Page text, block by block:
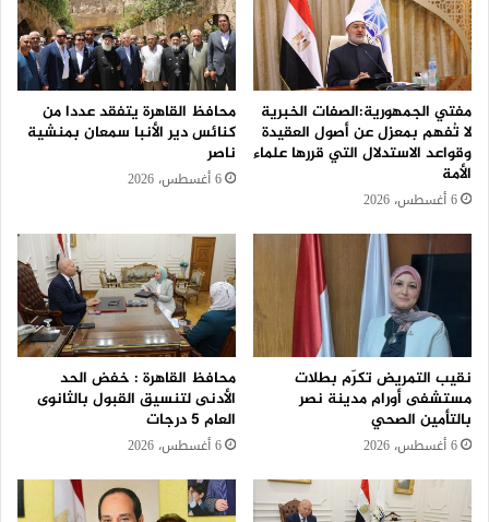
مفتي الجمهورية:الصفات الخبرية
لا تُفهم بمعزل عن أصول العقيدة
وقواعد الاستدلال التي قررها علماء
الأمة
6 أغسطس، 2026
محافظ القاهرة يتفقد عددا من
كنائس دير الأنبا سمعان بمنشية
ناصر
6 أغسطس، 2026
نقيب التمريض تكرّم بطلات
مستشفى أورام مدينة نصر
بالتأمين الصحي
6 أغسطس، 2026
محافظ القاهرة : خفض الحد
الأدنى لتنسيق القبول بالثانوى
العام 5 درجات
6 أغسطس، 2026